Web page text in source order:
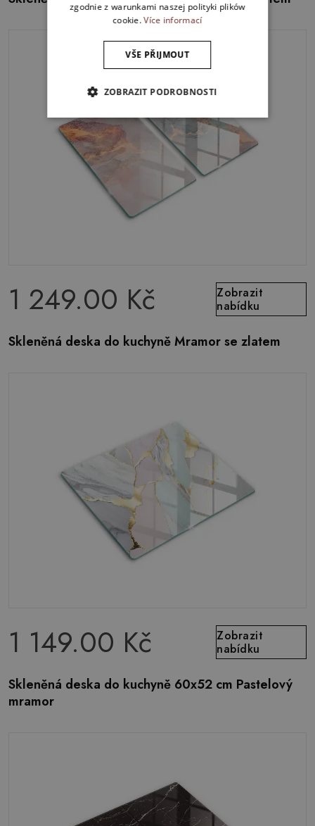
1 249.00 Kč
Zobrazit
nabídku
Skleněná deska do kuchyně Mramor se zlatem
1 149.00 Kč
Zobrazit
nabídku
Skleněná deska do kuchyně 60x52 cm Pastelový
mramor
zgodnie z warunkami naszej polityki plików
cookie.Více informací
VŠE PŘIJMOUT
ZOBRAZIT PODROBNOSTI